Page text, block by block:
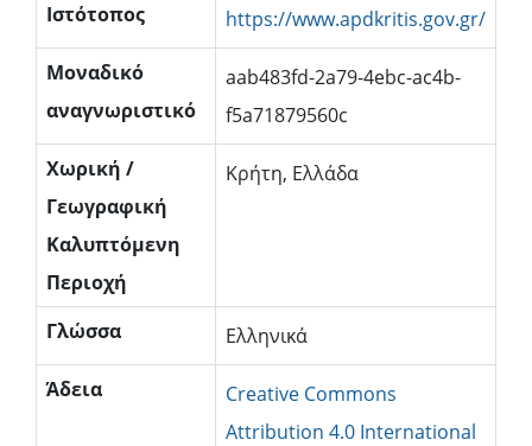
Ιστότοπος https://www.apdkritis.gov.gr/
Μοναδικό
αναγνωριστικό
aab483fd-2a79-4ebc-ac4b-
f5a71879560c
Χωρική /
Γεωγραφική
Καλυπτόμενη
Περιοχή
Κρήτη, Ελλάδα
Γλώσσα Ελληνικά
Άδεια
Creative Commons
Attribution 4.0 International